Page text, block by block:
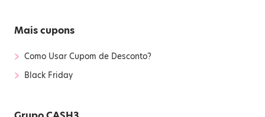
Mais cupons
› Como Usar Cupom de Desconto?
› Black Friday